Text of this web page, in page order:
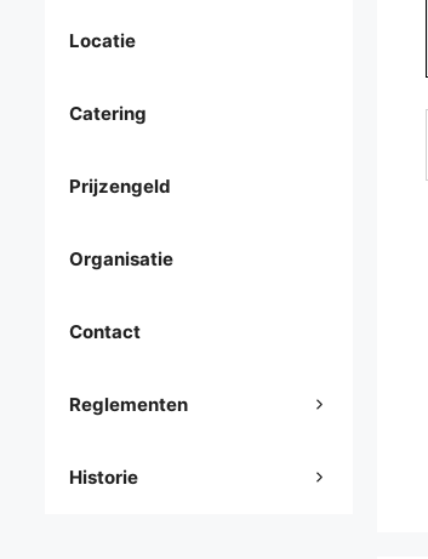
Locatie
Catering
Prijzengeld
Organisatie
Contact
Reglementen
Historie